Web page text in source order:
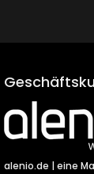
alenio.de | eine